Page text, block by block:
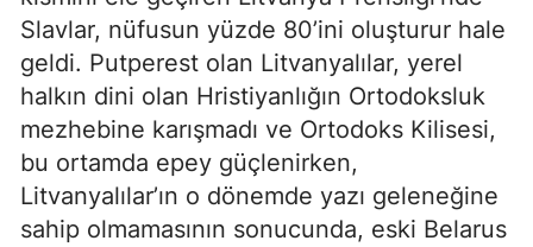
Slavlar, nüfusun yüzde 80’ini oluşturur hale
geldi. Putperest olan Litvanyalılar, yerel
halkın dini olan Hristiyanlığın Ortodoksluk
mezhebine karışmadı ve Ortodoks Kilisesi,
bu ortamda epey güçlenirken,
Litvanyalılar’ın o dönemde yazı geleneğine
sahip olmamasının sonucunda, eski Belarus